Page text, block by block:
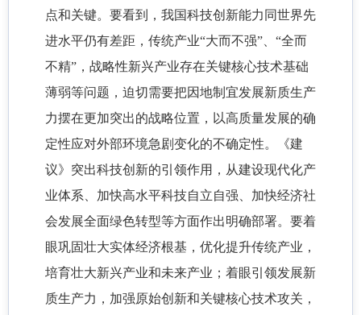
点和关键。要看到，我国科技创新能力同世界先
进水平仍有差距，传统产业“大而不强”、“全而
不精”，战略性新兴产业存在关键核心技术基础
薄弱等问题，迫切需要把因地制宜发展新质生产
力摆在更加突出的战略位置，以高质量发展的确
定性应对外部环境急剧变化的不确定性。《建
议》突出科技创新的引领作用，从建设现代化产
业体系、加快高水平科技自立自强、加快经济社
会发展全面绿色转型等方面作出明确部署。要着
眼巩固壮大实体经济根基，优化提升传统产业，
培育壮大新兴产业和未来产业；着眼引领发展新
质生产力，加强原始创新和关键核心技术攻关，